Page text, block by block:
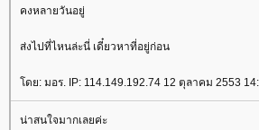
คงหลายวันอยู่
ส่งไปที่ไหนล่ะนี่ เดี๋ยวหาที่อยู่ก่อน
ดย: มอร. IP: 114.149.192.74 12 ตุลาคม 2553
น่าสนใจมากเลยค่ะ